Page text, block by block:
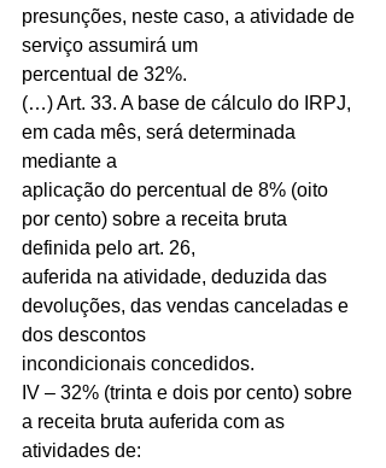
presunções, neste caso, a atividade de
serviço assumirá um
percentual de 32%.
(…) Art. 33. A base de cálculo do IRPJ,
em cada mês, será determinada
mediante a
aplicação do percentual de 8% (oito
por cento) sobre a receita bruta
definida pelo art. 26,
auferida na atividade, deduzida das
devoluções, das vendas canceladas e
dos descontos
incondicionais concedidos.
IV – 32% (trinta e dois por cento) sobre
a receita bruta auferida com as
atividades de: